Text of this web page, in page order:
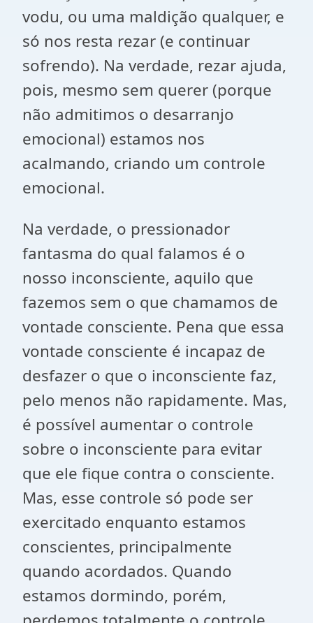
vodu, ou uma maldição qualquer, e
só nos resta rezar (e continuar
sofrendo). Na verdade, rezar ajuda,
pois, mesmo sem querer (porque
não admitimos o desarranjo
emocional) estamos nos
acalmando, criando um controle
emocional.
Na verdade, o pressionador
fantasma do qual falamos é o
nosso inconsciente, aquilo que
fazemos sem o que chamamos de
vontade consciente. Pena que essa
vontade consciente é incapaz de
desfazer o que o inconsciente faz,
pelo menos não rapidamente. Mas,
é possível aumentar o controle
sobre o inconsciente para evitar
que ele fique contra o consciente.
Mas, esse controle só pode ser
exercitado enquanto estamos
conscientes, principalmente
quando acordados. Quando
estamos dormindo, porém,